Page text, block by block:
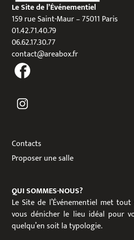
Le Site de l’Événementiel
159 rue Saint-Maur – 75011 Paris
01.42.71.40.79
06.62.17.30.77
contact@areabox.fr
Contacts
Proposer une salle
QUI SOMMES-NOUS?
Le Site de l’Événementiel met
vous dénicher le lieu idéal pour
quelqu’en soit la typologie.